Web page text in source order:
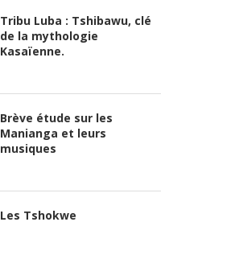
Tribu Luba : Tshibawu, clé
de la mythologie
Kasaïenne.
Brève étude sur les
Manianga et leurs
musiques
Les Tshokwe